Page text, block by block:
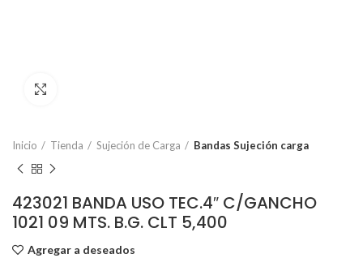
Inicio Tienda Sujeción de Carga Bandas Sujeción carga
423021 BANDA USO TEC.4″ C/GANCHO
1021 09 MTS. B.G. CLT 5,400
Agregar a deseados